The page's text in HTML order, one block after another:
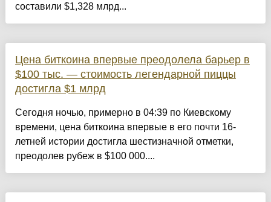
составили $1,328 млрд...
Цена биткоина впервые преодолела барьер в
$100 тыс. — стоимость легендарной пиццы
достигла $1 млрд
Сегодня ночью, примерно в 04:39 по Киевскому
времени, цена биткоина впервые в его почти 16-
летней истории достигла шестизначной отметки,
преодолев рубеж в $100 000....